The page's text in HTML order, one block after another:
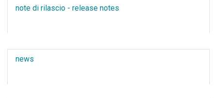
note di rilascio - release notes
news